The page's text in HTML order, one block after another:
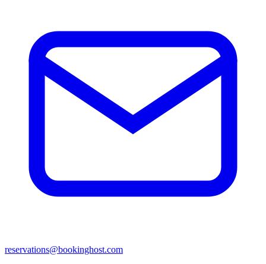
reservations@bookinghost.com